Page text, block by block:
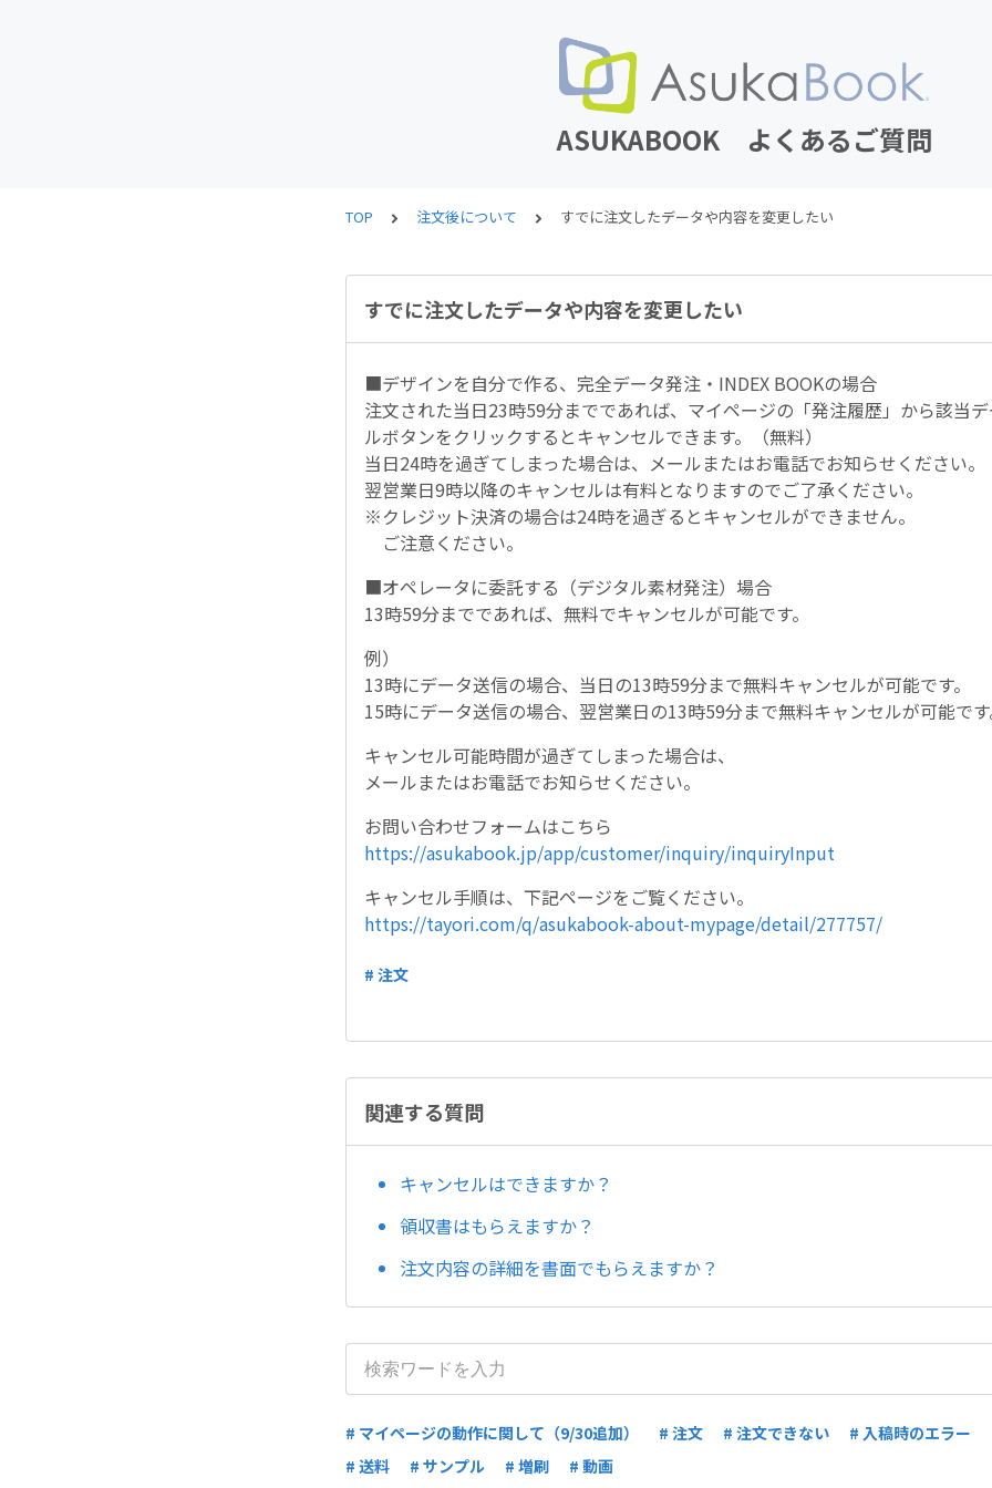
ASUKABOOK よくあるご質問
TOP 注文後について すでに注文したデータや内容を変更したい
すでに注文したデータや内容を変更したい
■デザインを自分で作る、完全データ発注・INDEX BOOKの場合
注文された当日23時59分までであれば、マイページの「発注履歴」から該当
ルボタンをクリックするとキャンセルできます。（無料）
当日24時を過ぎてしまった場合は、メールまたはお電話でお知らせください。
翌営業日9時以降のキャンセルは有料となりますのでご了承ください。
※クレジット決済の場合は24時を過ぎるとキャンセルができません。
ご注意ください。
■オペレータに委託する（デジタル素材発注）場合
13時59分までであれば、無料でキャンセルが可能です。
例）
13時にデータ送信の場合、当日の13時59分まで無料キャンセルが可能です。
15時にデータ送信の場合、翌営業日の13時59分まで無料キャンセルが可能で
キャンセル可能時間が過ぎてしまった場合は、
メールまたはお電話でお知らせください。
お問い合わせフォームはこちら
https://asukabook.jp/app/customer/inquiry/inquiryInput
キャンセル手順は、下記ページをご覧ください。
https://tayori.com/q/asukabook-about-mypage/detail/277757/
# 注文
関連する質問
キャンセルはできますか？
領収書はもらえますか？
注文内容の詳細を書面でもらえますか？
# マイページの動作に関して（9/30追加） # 注文 # 注文できない # 入稿時のエラー
# 送料
# サンプル # 増刷 # 動画